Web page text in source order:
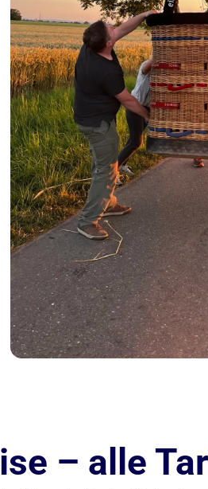
– alle